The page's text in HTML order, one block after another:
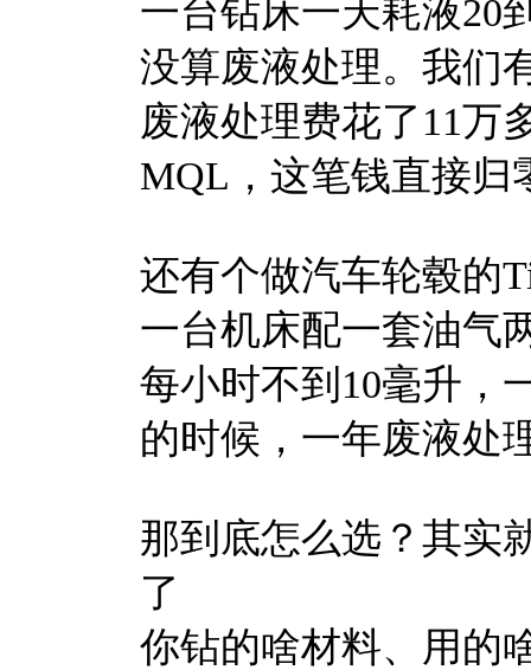
一台钻床一天耗液20
没算废液处理。我们
废液处理费花了11
MQL，这笔钱直接归
还有个做汽车轮毂的
一台机床配一套油气
每小时不到10毫升，
的时候，一年废液处
那到底怎么选？其实
了
你钻的啥材料、用